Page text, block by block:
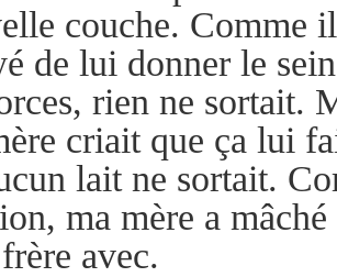
couche. Comme
de lui donner le
rien ne sortait.
criait que ça lui
lait ne sortait.
ma mère a
avec.